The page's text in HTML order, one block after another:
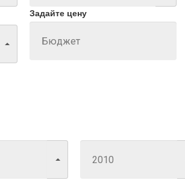
Задайте цену